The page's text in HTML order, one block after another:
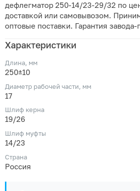
дефлегматор 250-14/23-29/32 по
доставкой или самовывозом.
оптовые поставки. Гарантия
Характеристики
Длина, мм
250±10
Диаметр рабочей части, мм
17
Шлиф керна
19/26
Шлиф муфты
14/23
Страна
Россия